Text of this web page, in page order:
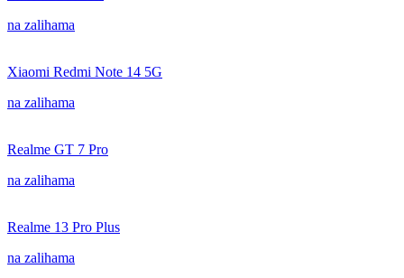
na zalihama
Xiaomi Redmi Note 14 5G
na zalihama
Realme GT 7 Pro
na zalihama
Realme 13 Pro Plus
na zalihama